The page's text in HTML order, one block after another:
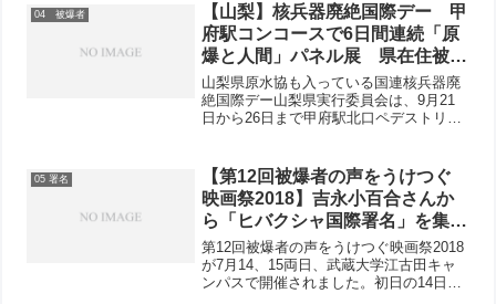
04 被爆者
【山梨】核兵器廃絶国際デー 甲
府駅コンコースで6日間連続「原
爆と人間」パネル展 県在住被爆
者のメッセージを配布
山梨県原水協も入っている国連核兵器廃
絶国際デー山梨県実行委員会は、9月21
日から26日まで甲府駅北口ペデストリア
人、「核兵器全面禁止のアピール」署名
95人分、7693...
05 署名
【第12回被爆者の声をうけつぐ
映画祭2018】吉永小百合さんか
ら「ヒバクシャ国際署名」を集め
る人にエール
第12回被爆者の声をうけつぐ映画祭2018
が7月14、15両日、武蔵大学江古田キャ
ンパスで開催されました。初日の14日に